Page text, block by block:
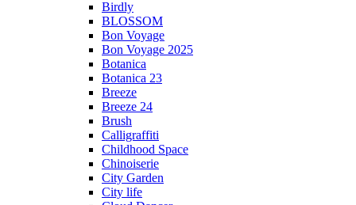
Birdly
BLOSSOM
Bon Voyage
Bon Voyage 2025
Botanica
Botanica 23
Breeze
Breeze 24
Brush
Calligraffiti
Childhood Space
Chinoiserie
City Garden
City life